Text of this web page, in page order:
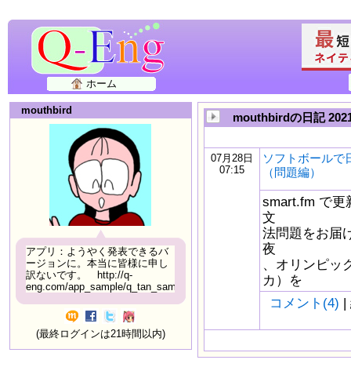
ホーム
mouthbird
アプリ：ようやく発表できるバ
ージョンに。本当に皆様に申し
訳ないです。 http://q-
eng.com/app_sample/q_tan_sample06.html
(最終ログインは21時間以内)
mouthbirdの日記
07月28日
07:15
ソフトボールで
（問題編）
smart.fm で更
文
法問題をお届
夜
、オリンピッ
カ）を
コメント(4) |